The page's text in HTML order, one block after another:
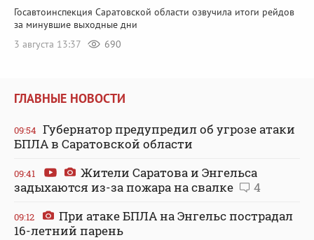
Госавтоинспекция Саратовской области озвучила итоги рейдов
за минувшие выходные дни
3 августа 13:37
690
ГЛАВНЫЕ НОВОСТИ
09:54 Губернатор предупредил об угрозе атаки
БПЛА в Саратовской области
09:41
Жители Саратова и Энгельса
задыхаются из-за пожара на свалке
4
09:12
При атаке БПЛА на Энгельс пострадал
16-летний парень